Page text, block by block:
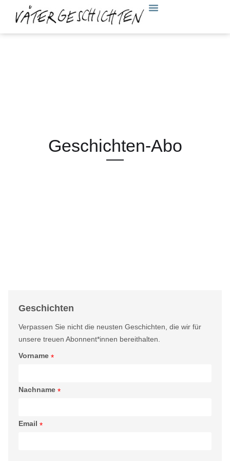
Geschichten-Abo
Geschichten
Verpassen Sie nicht die neusten Geschichten, die wir für
unsere treuen Abonnent*innen bereithalten.
Vorname *
Nachname *
Email *